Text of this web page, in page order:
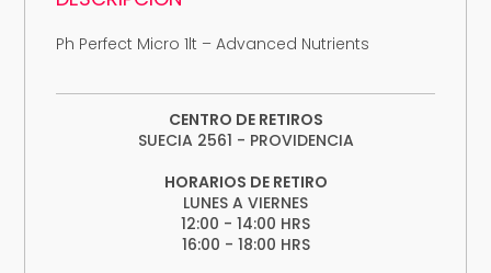
Ph Perfect Micro 1lt – Advanced Nutrients
CENTRO DE RETIROS
SUECIA 2561 - PROVIDENCIA
HORARIOS DE RETIRO
LUNES A VIERNES
12:00 - 14:00 HRS
16:00 - 18:00 HRS